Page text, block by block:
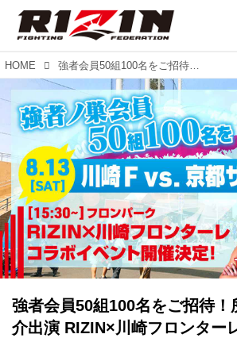
HOME 強者会員50組100名をご招待！所英男、矢地祐介出演 RIZIN×川崎フロンターレ コラボイベント開催決定！
強者会員50組100名をご招待！
介出演 RIZIN×川崎フロンター